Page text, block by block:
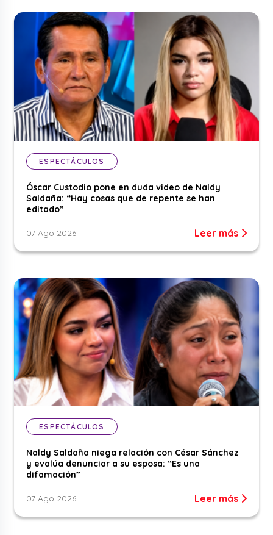
ESPECTÁCULOS
Óscar Custodio pone en duda video de Naldy
Saldaña: “Hay cosas que de repente se han
editado”
07 Ago 2026 Leer más
ESPECTÁCULOS
Naldy Saldaña niega relación con César Sánchez
y evalúa denunciar a su esposa: “Es una
difamación”
07 Ago 2026 Leer más